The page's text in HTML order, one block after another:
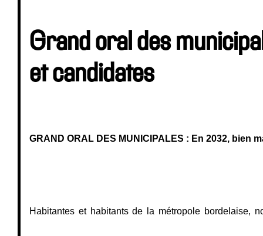
Grand oral des
et candidates
GRAND ORAL DES MUNICIPALES : En 2032, bien
Habitantes et habitants de la métropole bordelaise,